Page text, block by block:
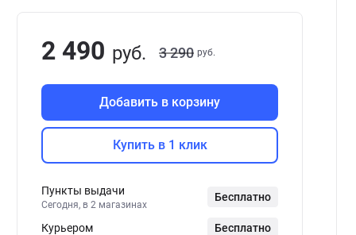
2 490 руб. 3 290 руб.
Добавить в корзину
Купить в 1 клик
Пункты выдачи
Сегодня, в 2 магазинах
Бесплатно
Курьером Бесплатно